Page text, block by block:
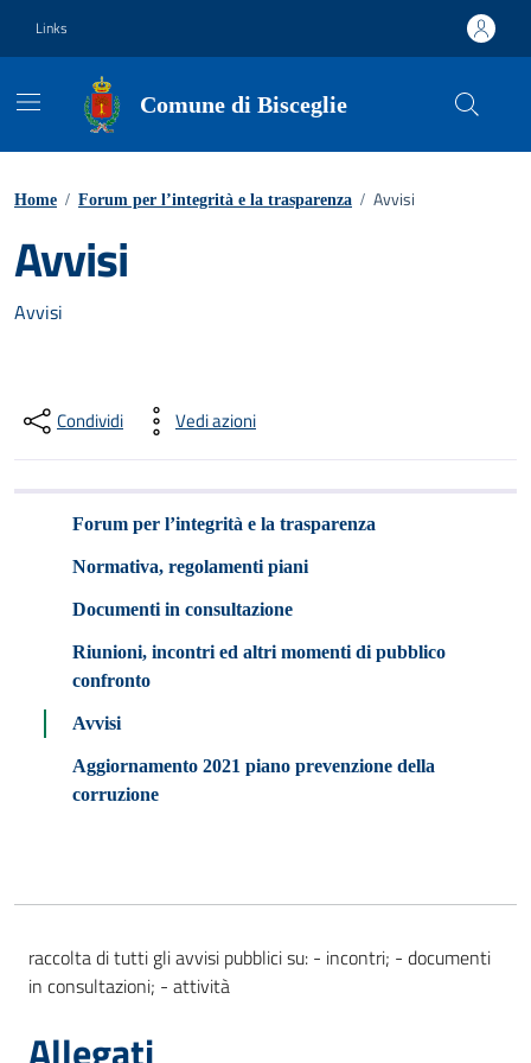
Links
Comune di Bisceglie
Home / Forum per l’integrità e la trasparenza / Avvisi
Avvisi
Avvisi
Condividi Vedi azioni
Forum per l’integrità e la trasparenza
Normativa, regolamenti piani
Documenti in consultazione
Riunioni, incontri ed altri momenti di pubblico
confronto
Avvisi
Aggiornamento 2021 piano prevenzione della
corruzione
raccolta di tutti gli avvisi pubblici su: - incontri; - documenti
in consultazioni; - attività